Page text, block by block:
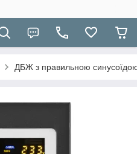
ДБЖ з правильною